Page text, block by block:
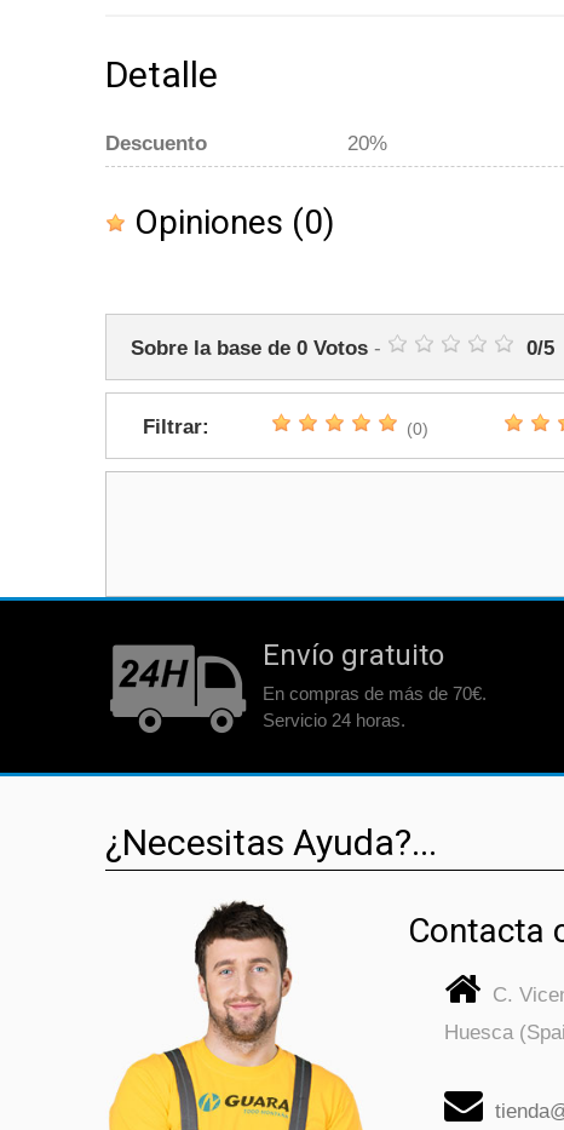
Detalle
Descuento 20%
Opiniones (0)
Sobre la base de 0 Votos - 0/5
Filtrar: (0)
Envío gratuito
En compras de más de 70€.
Servicio 24 horas.
¿Necesitas Ayuda?...
Contacta
C.
Huesca